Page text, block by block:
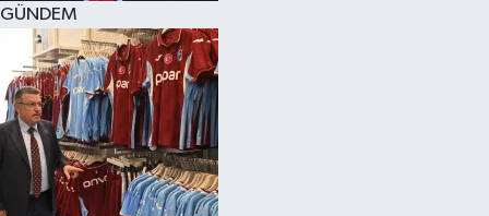
GÜNDEM
SPOR
KÜLTÜR SANAT
FRAGMANLAR